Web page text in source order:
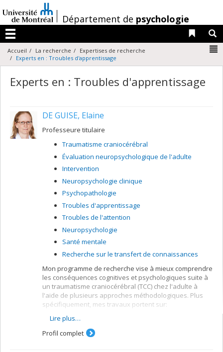
au
contenu
/Département de psychologie
Menu
Liens
Accueil La recherche
Expertises de recherche
Experts en : Troubles d'apprentissage
Experts en : Troubles d'apprentissage
DE GUISE, Elaine
Professeure titulaire
Traumatisme craniocérébral
Évaluation neuropsychologique de l'adulte
Intervention
Neuropsychologie clinique
Psychopathologie
Troubles d'apprentissage
Troubles de l'attention
Neuropsychologie
Santé mentale
Recherche sur le transfert de connaissances
Mon programme de recherche vise à mieux comprendre
les conséquences cognitives et psychologiques suite à
un traumatisme craniocérébral (TCC) chez l'adulte à
l'aide de plusieurs approches méthodologiques. Plus
spécifiquement, mes travaux portent sur:
L'élaboration de modèles de prédiction du
devenir des patients TCC.
Le développement d'outils neuropsychologiques
Lire plus…
Profil complet